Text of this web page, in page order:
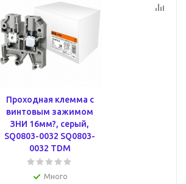
Проходная клемма с
винтовым зажимом
ЗНИ 16мм?, серый,
SQ0803-0032 SQ0803-
0032 TDM
Много